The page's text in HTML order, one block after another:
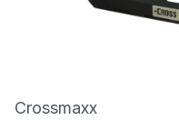
Crossmaxx